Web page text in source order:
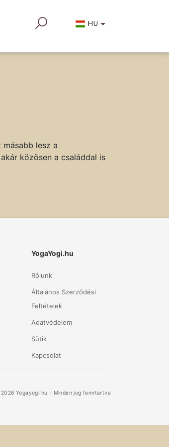
HU
lesz a
közösen a családdal is
YogaYogi.hu
Rólunk
Általános Szerződési
Feltételek
Adatvédelem
Sütik
Kapcsolat
Yogayogi.hu - Minden jog fenntartva